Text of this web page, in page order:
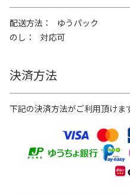
配送方法
ゆうパック
のし
対応可
決済方法
下記の決済方法がご利用頂けま